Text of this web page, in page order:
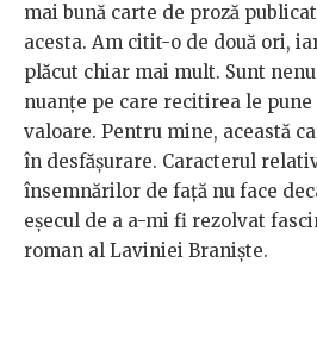
mai bună carte de proză
acesta. Am citit-o de două ori,
plăcut chiar mai mult. Sunt
nuanțe pe care recitirea le
valoare. Pentru mine, această
în desfășurare. Caracterul
însemnărilor de față nu face
eșecul de a a-mi fi rezolvat
roman al Laviniei Braniște.